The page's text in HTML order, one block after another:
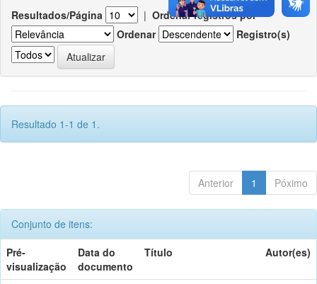
Resultados/Página | Ordenar registros por
Ordenar
Registro(s)
Resultado 1-1 de 1.
Anterior 1 Póximo
Conjunto de itens:
Pré-
visualização
Data do
documento
Título Autor(es)